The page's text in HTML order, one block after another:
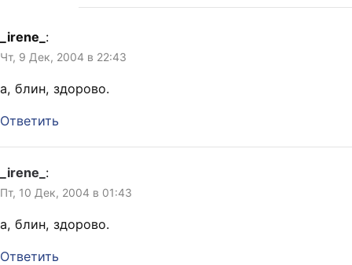
_irene_ :
Чт, 9 Дек, 2004 в 22:43
а, блин, здорово.
Ответить
_irene_ :
Пт, 10 Дек, 2004 в 01:43
а, блин, здорово.
Ответить